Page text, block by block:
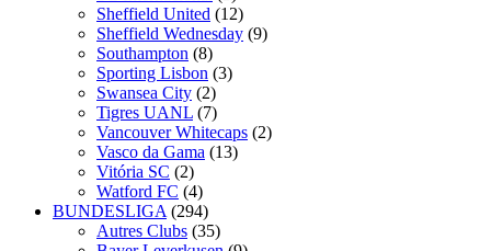
Sheffield United (12)
Sheffield Wednesday (9)
Southampton (8)
Sporting Lisbon (3)
Swansea City (2)
Tigres UANL (7)
Vancouver Whitecaps (2)
Vasco da Gama (13)
Vitória SC (2)
Watford FC (4)
BUNDESLIGA (294)
Autres Clubs (35)